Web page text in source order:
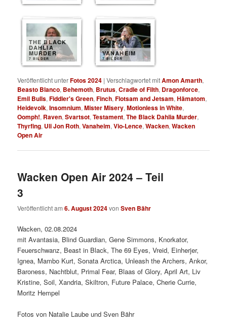
THE BLACK
DAHLIA
MURDER
7 BILDER
VANAHEIM
7 BILDER
Veröffentlicht unterFotos 2024 |Verschlagwortet mitAmon Amarth,
Beasto Blanco, Behemoth, Brutus,Cradle of Filth, Dragonforce,
Emil Bulls,Fiddler's Green,Finch,Flotsam and Jetsam,Hämatom,
Heidevolk,Insomnium,Mister Misery,Motionless in White,
Oomph!, Raven,Svartsot,Testament,The Black Dahlia Murder,
Thyrfing, Uli Jon Roth,Vanaheim,Vio-Lence,Wacken,Wacken
Open Air
Wacken Open Air 2024 – Teil
3
Veröffentlicht am6. August 2024vonSven Bähr
Wacken, 02.08.2024
mit Avantasia, Blind Guardian, Gene Simmons, Knorkator,
Feuerschwanz, Beast in Black, The 69 Eyes, Vreid, Einherjer,
Ignea, Mambo Kurt, Sonata Arctica, Unleash the Archers, Ankor,
Baroness, Nachtblut, Primal Fear, Blaas of Glory, April Art, Liv
Kristine, Soil, Xandria, Skiltron, Future Palace, Cherie Currie,
Moritz Hempel
Fotos von Natalie Laube und Sven Bähr